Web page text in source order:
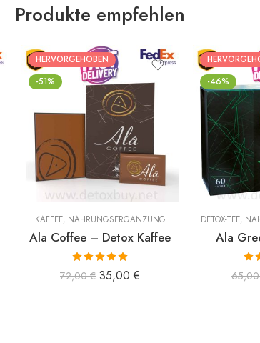
Produkte empfehlen
HERVORGEHOBEN
-51%
KAFFEE, NAHRUNGSERGÄNZUNG
Ala Coffee – Detox Kaffee
Bewertet mit
5.00 von 5
72,00€ 35,00 €
-46%
DETOX-TEE,
Ala